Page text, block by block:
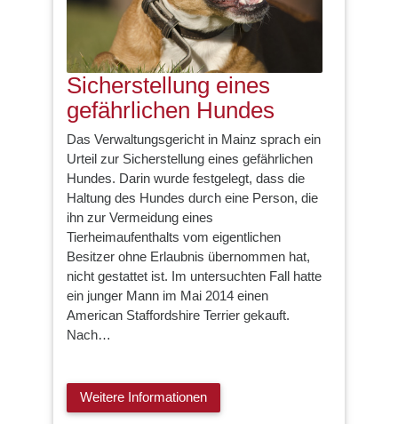
Sicherstellung eines
gefährlichen Hundes
Das Verwaltungsgericht in Mainz sprach ein
Urteil zur Sicherstellung eines gefährlichen
Hundes. Darin wurde festgelegt, dass die
Haltung des Hundes durch eine Person, die
ihn zur Vermeidung eines
Tierheimaufenthalts vom eigentlichen
Besitzer ohne Erlaubnis übernommen hat,
nicht gestattet ist. Im untersuchten Fall hatte
ein junger Mann im Mai 2014 einen
American Staffordshire Terrier gekauft.
Nach…
Weitere Informationen